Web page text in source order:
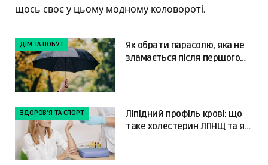
щось своє у цьому модному коловороті.
ДІМ ТА ПОБУТ
Як обрати парасолю, яка не
зламається після першого
ЗДОРОВ'Я ТА СПОРТ
Ліпідний профіль крові: що
таке холестерин ЛПНЩ та як